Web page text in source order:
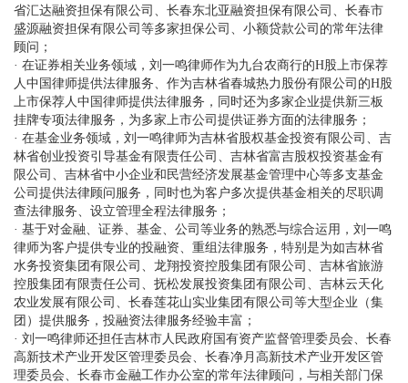
省汇达融资担保有限公司、长春东北亚融资担保有限公司、长春市
盛源融资担保有限公司等多家担保公司、小额贷款公司的常年法律
顾问；
· 在证券相关业务领域，刘一鸣律师作为九台农商行的H股上市保荐
人中国律师提供法律服务、作为吉林省春城热力股份有限公司的H股
上市保荐人中国律师提供法律服务，同时还为多家企业提供新三板
挂牌专项法律服务，为多家上市公司提供证券方面的法律服务；
· 在基金业务领域，刘一鸣律师为吉林省股权基金投资有限公司、吉
林省创业投资引导基金有限责任公司、吉林省富吉股权投资基金有
限公司、吉林省中小企业和民营经济发展基金管理中心等多支基金
公司提供法律顾问服务，同时也为客户多次提供基金相关的尽职调
查法律服务、设立管理全程法律服务；
· 基于对金融、证券、基金、公司等业务的熟悉与综合运用，刘一鸣
律师为客户提供专业的投融资、重组法律服务，特别是为如吉林省
水务投资集团有限公司、龙翔投资控股集团有限公司、吉林省旅游
控股集团有限责任公司、抚松发展投资集团有限公司、吉林云天化
农业发展有限公司、长春莲花山实业集团有限公司等大型企业（集
团）提供服务，投融资法律服务经验丰富；
· 刘一鸣律师还担任吉林市人民政府国有资产监督管理委员会、长春
高新技术产业开发区管理委员会、长春净月高新技术产业开发区管
理委员会、长春市金融工作办公室的常年法律顾问，与相关部门保